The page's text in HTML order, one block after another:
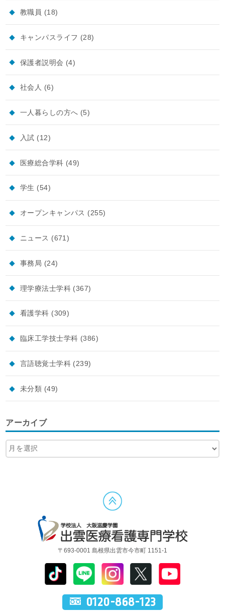
教職員 (18)
キャンパスライフ (28)
保護者説明会 (4)
社会人 (6)
一人暮らしの方へ (5)
入試 (12)
医療総合学科 (49)
学生 (54)
オープンキャンパス (255)
ニュース (671)
事務局 (24)
理学療法士学科 (367)
看護学科 (309)
臨床工学技士学科 (386)
言語聴覚士学科 (239)
未分類 (49)
アーカイブ
〒693-0001 島根県出雲市今市町 1151-1
0120-868-123